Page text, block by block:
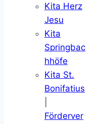
Kita Herz
Jesu
Kita
Springbac
hhöfe
Kita St.
Bonifatius
Förderver